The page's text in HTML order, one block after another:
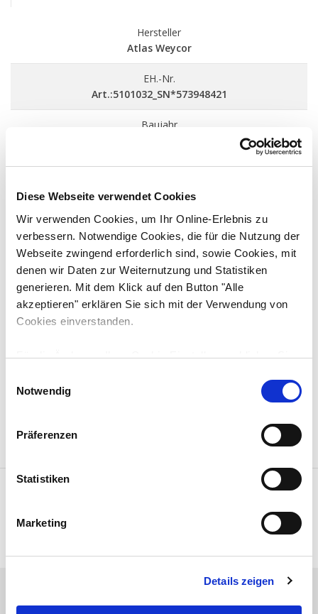
Diese Webseite verwendet Cookies
Wir verwenden Cookies, um Ihr Online-Erlebnis zu
verbessern. Notwendige Cookies, die für die Nutzung der
Webseite zwingend erforderlich sind, sowie Cookies, mit
denen wir Daten zur Weiternutzung und Statistiken
generieren. Mit dem Klick auf den Button "Alle
akzeptieren" erklären Sie sich mit der Verwendung von
Cookies einverstanden.
Für die Änderung Ihrer Cookie-Einstellungen klicken Sie
Umständen können durch die Anpassung der
Einstellungen bestimmte Funktionen nicht fehlerfrei
genutzt werden. Weitere Informationen finden Sie in der
unten stehenden Cookie-Erklärung unter "Details zeigen"
Notwendig
Präferenzen
Statistiken
Marketing
Details zeigen
Hersteller
Atlas Weycor
EH.-Nr.
Art.:5101032_SN*573948421
Baujahr
Standort
Preis
3.400 €(Preis zzgl. MwSt.)
Ansprechpartner
Thomas Bäder
+49 7425 3386-26
thomas.baeder@eberle-hald.de
KONTAKT AUFNEHMEN